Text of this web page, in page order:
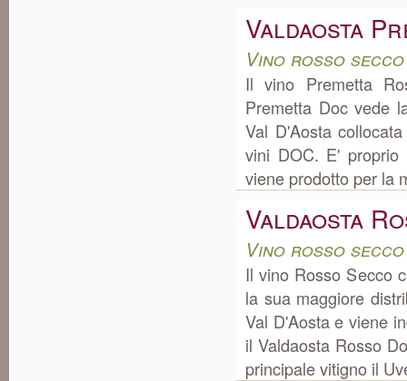
Valdaosta
Vino rosso
Il vino Premetta
Premetta Doc vede
Val D'Aosta
vini DOC. E'
viene prodotto per la
Valdaosta
Vino rosso
Il vino Rosso Secco
la sua maggiore
Val D'Aosta e viene
il Valdaosta Rosso
principale vitigno il